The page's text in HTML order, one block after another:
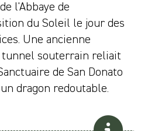
l'Abbaye de
du Soleil le jour des
Une ancienne
tunnel souterrain reliait
de San Donato
dragon redoutable.